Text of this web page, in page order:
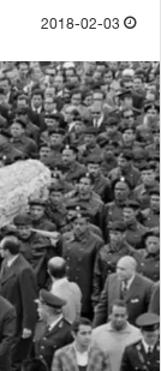
2018-02-03